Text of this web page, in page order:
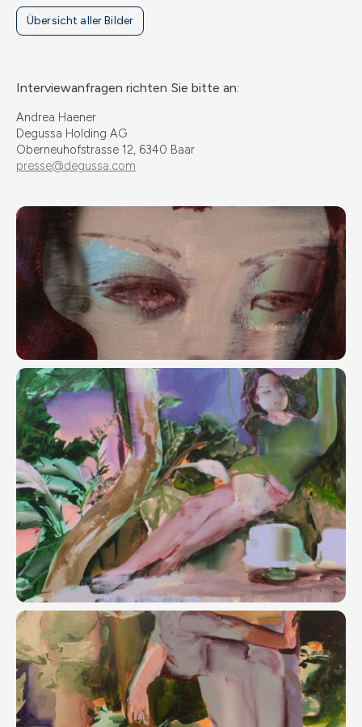
Übersicht aller Bilder
Interviewanfragen richten Sie bitte an:
Andrea Haener
Degussa Holding AG
Oberneuhofstrasse 12, 6340 Baar
presse@degussa.com